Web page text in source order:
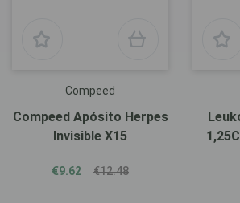
Compeed
Compeed Apósito Herpes
Invisible X15
€9.62 €12.48